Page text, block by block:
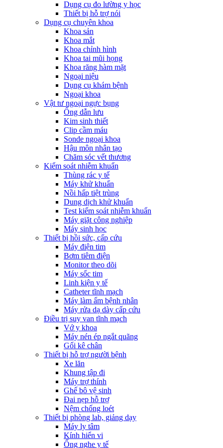
Dụng cụ đo lường y học
Thiết bị hỗ trợ nói
Dụng cụ chuyên khoa
Khoa sản
Khoa mắt
Khoa chỉnh hình
Khoa tai mũi họng
Khoa răng hàm mặt
Ngoại niệu
Dụng cụ khám bệnh
Ngoại khoa
Vật tư ngoại ngực bụng
Ống dẫn lưu
Kim sinh thiết
Clip cầm máu
Sonde ngoại khoa
Hậu môn nhân tạo
Chăm sóc vết thương
Kiểm soát nhiễm khuẩn
Thùng rác y tế
Máy khử khuẩn
Nồi hấp tiệt trùng
Dung dịch khử khuẩn
Test kiểm soát nhiễm khuẩn
Máy giặt công nghiệp
Máy sinh học
Thiết bị hồi sức, cấp cứu
Máy điện tim
Bơm tiêm điện
Monitor theo dõi
Máy sốc tim
Linh kiện y tế
Catheter tĩnh mạch
Máy làm ấm bệnh nhân
Máy rửa dạ dày cấp cứu
Điều trị suy van tĩnh mạch
Vớ y khoa
Máy nén ép ngắt quãng
Gối kê chân
Thiết bị hỗ trợ người bệnh
Xe lăn
Khung tập đi
Máy trợ thính
Ghế bô vệ sinh
Đai nẹp hỗ trợ
Nệm chống loét
Thiết bị phòng lab, giảng dạy
Máy ly tâm
Kính hiển vi
Ống nghe y tế